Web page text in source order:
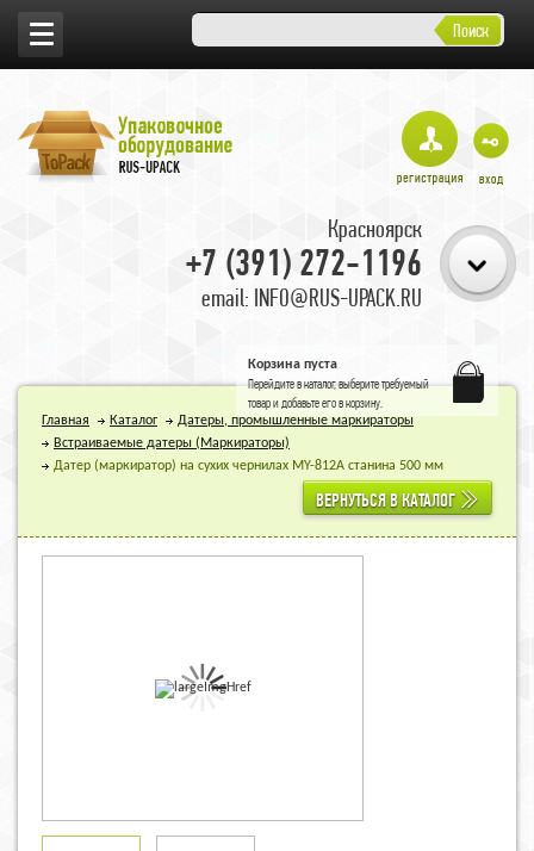
Поиск
Красноярск
+7 (391) 272-1196
email: INFO@RUS-UPACK.RU
Корзина пуста
Перейдите вкаталог, выберите требуемый
товар и добавьте его в корзину.
Главная Каталог
Датеры, промышленные маркираторы
Встраиваемые датеры (Маркираторы)
Датер (маркиратор) на сухих чернилах MY-812A станина 500 мм
ВЕРНУТЬСЯ В КАТАЛОГ